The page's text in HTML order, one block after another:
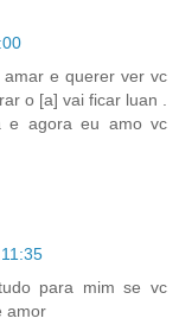
e querer ver vc
o [a] vai ficar luan .
e agora eu amo vc
para mim se vc
amor